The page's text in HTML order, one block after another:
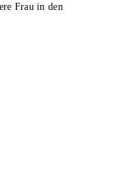
Frau in den